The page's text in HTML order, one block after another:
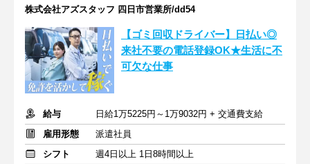
株式会社アズスタッフ 四日市営業所/dd54
【ゴミ回収ドライバー】日払い◎
来社不要の電話登録OK★生活に不
可欠な仕事
給与
日給1万5225円～1万9032円 + 交通費支給
雇用形態
派遣社員
シフト
週4日以上 1日8時間以上